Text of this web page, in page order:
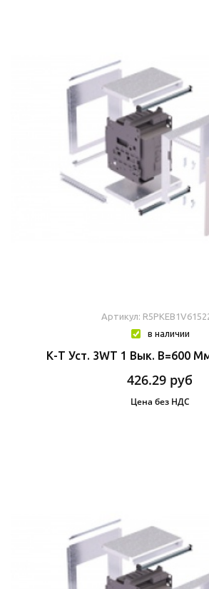
Артикул:
в наличии
К-Т Уст. 3WT 1 Вык. В=600
426.29 руб
Цена без НДС